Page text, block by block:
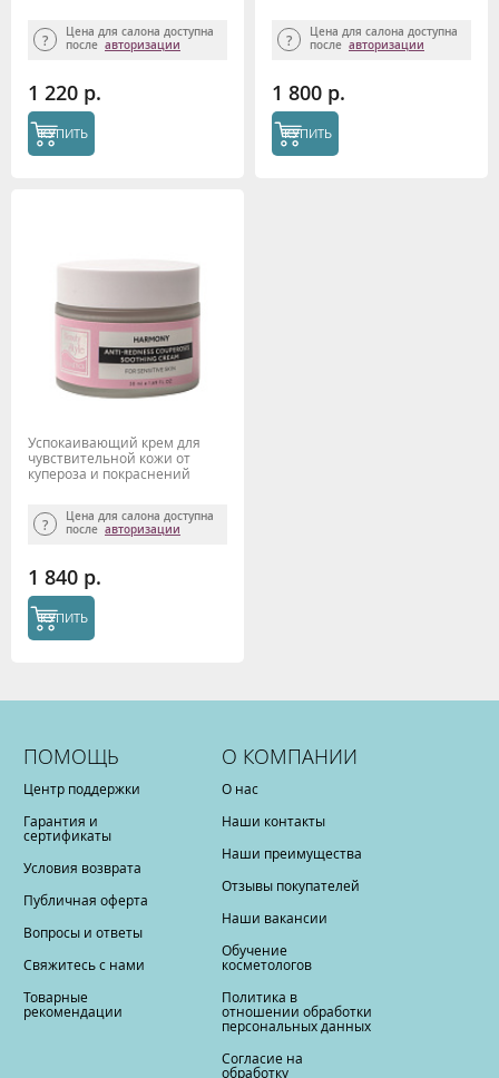
Цена для салона доступна
после авторизации
1 220 р.
КУПИТЬ
Цена для салона доступна
после авторизации
1 800 р.
КУПИТЬ
Успокаивающий крем для
чувствительной кожи от
купероза и покраснений
Цена для салона доступна
после авторизации
1 840 р.
КУПИТЬ
ПОМОЩЬ
Центр поддержки
Гарантия и
сертификаты
Условия возврата
Публичная оферта
Вопросы и ответы
Свяжитесь с нами
Товарные
рекомендации
О КОМПАНИИ
О нас
Наши контакты
Наши преимущества
Отзывы покупателей
Наши вакансии
Обучение
косметологов
Политика в
отношении обработки
персональных данных
Согласие на
обработку